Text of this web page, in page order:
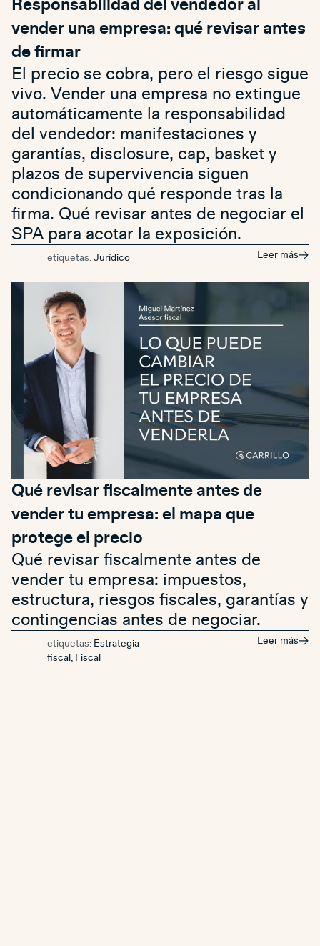
Responsabilidad del vendedor al
vender una empresa: qué revisar antes
de firmar
El precio se cobra, pero el riesgo sigue
vivo. Vender una empresa no extingue
automáticamente la responsabilidad
del vendedor: manifestaciones y
garantías, disclosure, cap, basket y
plazos de supervivencia siguen
condicionando qué responde tras la
firma. Qué revisar antes de negociar el
SPA para acotar la exposición.
etiquetas: Jurídico Leer más
Qué revisar fiscalmente antes de
vender tu empresa: el mapa que
protege el precio
Qué revisar fiscalmente antes de
vender tu empresa: impuestos,
estructura, riesgos fiscales, garantías y
contingencias antes de negociar.
etiquetas: Estrategia
fiscal
Fiscal
Leer más